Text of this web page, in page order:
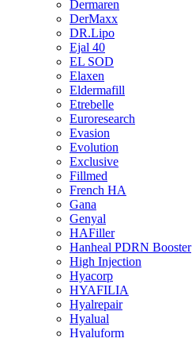
Dermaren
DerMaxx
DR.Lipo
Ejal 40
EL SOD
Elaxen
Eldermafill
Etrebelle
Euroresearch
Evasion
Evolution
Exclusive
Fillmed
French HA
Gana
Genyal
HAFiller
Hanheal PDRN Booster
High Injection
Hyacorp
HYAFILIA
Hyalrepair
Hyalual
Hyaluform